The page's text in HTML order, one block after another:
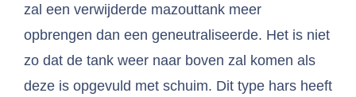
zal een verwijderde mazouttank meer
opbrengen dan een geneutraliseerde. Het is niet
zo dat de tank weer naar boven zal komen als
deze is opgevuld met schuim. Dit type hars heeft